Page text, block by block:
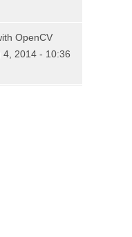
OpenCV
2014 - 10:36